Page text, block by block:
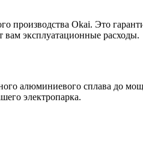
Okai. Это
вам эксплуатационные расходы.
алюминиевого сплава
электропарка.